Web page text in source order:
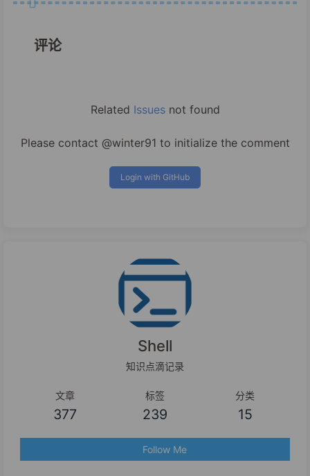
评论
Related Issuesnot found
Please contact @winter91 to initialize the comment
Login with GitHub
Shell
知识点滴记录
文章
377
标签
239
分类
15
Follow Me